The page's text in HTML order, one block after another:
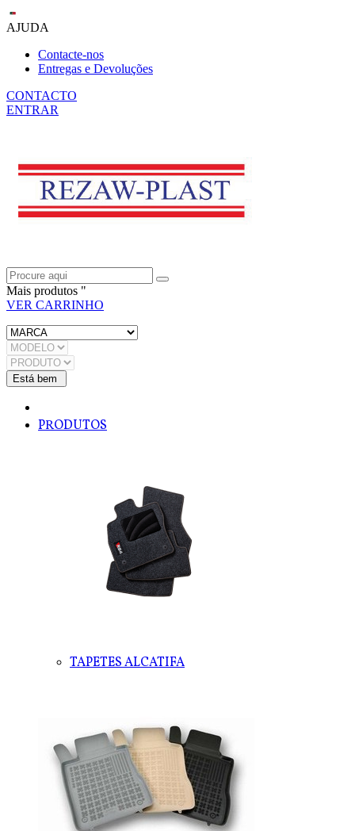
AJUDA
Contacte-nos
Entregas e Devoluções
CONTACTO
ENTRAR
Mais produtos "
VER CARRINHO
PRODUTOS
TAPETES ALCATIFA